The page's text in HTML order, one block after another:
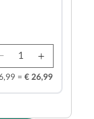
= € 26,99